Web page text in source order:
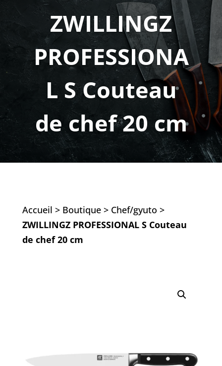
ZWILLINGZ
PROFESSIONA
L S Couteau
de chef 20 cm
Accueil > Boutique> Chef/gyuto >
ZWILLINGZ PROFESSIONAL S Couteau
de chef 20 cm